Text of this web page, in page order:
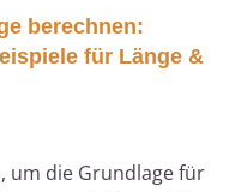
berechnen:
für Länge &
um die Grundlage für